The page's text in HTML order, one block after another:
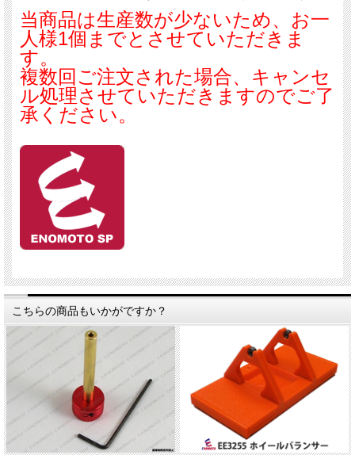
当商品は生産数が少ないため、お一
人様1個までとさせていただきま
す。
複数回ご注文された場合、キャンセ
ル処理させていただきますのでご了
承ください。
こちらの商品もいかがですか？